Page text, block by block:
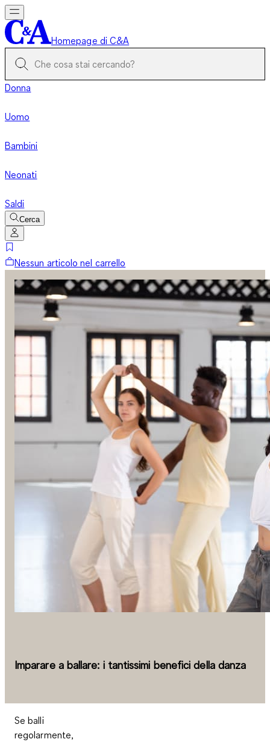
Homepage di C&A
Donna
Uomo
Bambini
Neonati
Saldi
Cerca
Nessun articolo nel carrello
Imparare a ballare: i tantissimi benefici della danza
Se balli
regolarmente,